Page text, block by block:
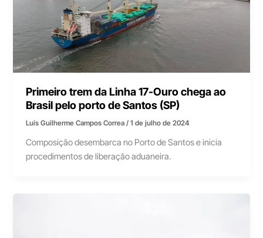
Primeiro trem da Linha 17-Ouro chega ao
Brasil pelo porto de Santos (SP)
Luís Guilherme Campos Correa/1 de julho de 2024
Composição desembarca no Porto de Santos e inicia
procedimentos de liberação aduaneira.